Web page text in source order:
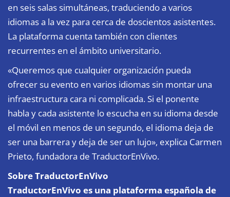
en seis salas simultáneas, traduciendo a varios
idiomas a la vez para cerca de doscientos asistentes.
La plataforma cuenta también con clientes
recurrentes en el ámbito universitario.
«Queremos que cualquier organización pueda
ofrecer su evento en varios idiomas sin montar una
infraestructura cara ni complicada. Si el ponente
habla y cada asistente lo escucha en su idioma desde
el móvil en menos de un segundo, el idioma deja de
ser una barrera y deja de ser un lujo», explica Carmen
Prieto, fundadora de TraductorEnVivo.
Sobre TraductorEnVivo
TraductorEnVivo es una plataforma española de